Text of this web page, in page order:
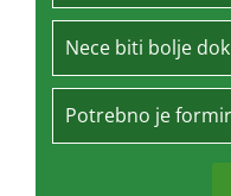
Nece biti bolje
Potrebno je